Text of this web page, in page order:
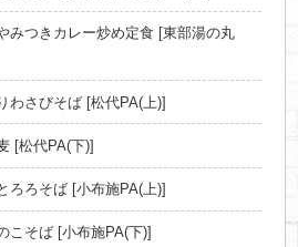
みつきカレー炒め定食 [東部湯の丸
わさびそば [松代PA(上)]
[松代PA(下)]
ろろそば [小布施PA(上)]
こそば [小布施PA(下)]